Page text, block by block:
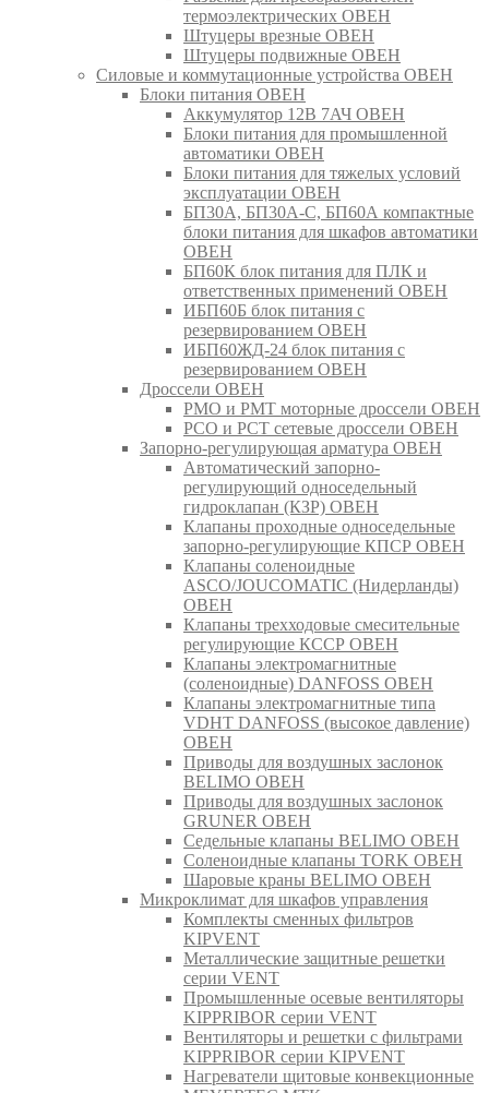
термоэлектрических ОВЕН
Штуцеры врезные ОВЕН
Штуцеры подвижные ОВЕН
Силовые и коммутационные устройства ОВЕН
Блоки питания ОВЕН
Аккумулятор 12В 7АЧ ОВЕН
Блоки питания для промышленной
автоматики ОВЕН
Блоки питания для тяжелых условий
эксплуатации ОВЕН
БП30А, БП30А-С, БП60А компактные
блоки питания для шкафов автоматики
ОВЕН
БП60К блок питания для ПЛК и
ответственных применений ОВЕН
ИБП60Б блок питания с
резервированием ОВЕН
ИБП60ЖД-24 блок питания с
резервированием ОВЕН
Дроссели ОВЕН
РМО и РМТ моторные дроссели ОВЕН
РСО и РСТ сетевые дроссели ОВЕН
Запорно-регулирующая арматура ОВЕН
Автоматический запорно-
регулирующий односедельный
гидроклапан (КЗР) ОВЕН
Клапаны проходные односедельные
запорно-регулирующие КПСР ОВЕН
Клапаны соленоидные
ASCO/JOUCOMATIC (Нидерланды)
ОВЕН
Клапаны трехходовые смесительные
регулирующие КССР ОВЕН
Клапаны электромагнитные
(соленоидные) DANFOSS ОВЕН
Клапаны электромагнитные типа
VDHT DANFOSS (высокое давление)
ОВЕН
Приводы для воздушных заслонок
BELIMO ОВЕН
Приводы для воздушных заслонок
GRUNER ОВЕН
Седельные клапаны BELIMO ОВЕН
Соленоидные клапаны TORK ОВЕН
Шаровые краны BELIMO ОВЕН
Микроклимат для шкафов управления
Комплекты сменных фильтров
KIPVENT
Металлические защитные решетки
серии VENT
Промышленные осевые вентиляторы
KIPPRIBOR серии VENT
Вентиляторы и решетки с фильтрами
KIPPRIBOR серии KIPVENT
Нагреватели щитовые конвекционные